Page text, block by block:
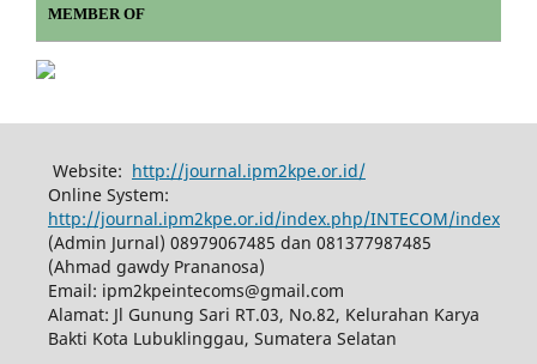
MEMBER OF
Website: http://journal.ipm2kpe.or.id/
Online System:
http://journal.ipm2kpe.or.id/index.php/INTECOM/index
(Admin Jurnal) 08979067485 dan 081377987485
(Ahmad gawdy Prananosa)
Email: ipm2kpeintecoms@gmail.com
Alamat: Jl Gunung Sari RT.03, No.82, Kelurahan Karya
Bakti Kota Lubuklinggau, Sumatera Selatan